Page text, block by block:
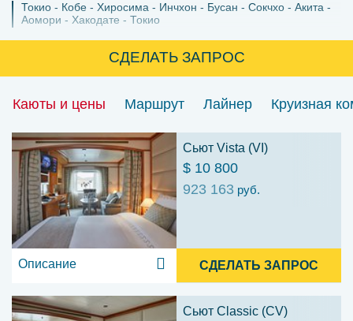
Токио Кобе Хиросима Инчхон Бусан Сокчхо
Акита
Аомори
Хакодате Токио
СДЕЛАТЬ ЗАПРОС
Каюты и цены Маршрут Лайнер Круизная
Сьют Vista (VI)
$ 10 800
923 163 руб.
Описание СДЕЛАТЬ ЗАПРОС
Сьют Classic (CV)